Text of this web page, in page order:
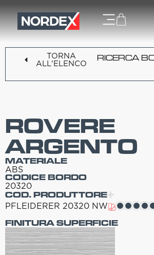
TORNA
ALL'ELENCO
RICERCA
ROVERE
ARGENTO
MATERIALE
ABS
CODICE BORDO
20320
COD. PRODUTTORE
PFLEIDERER 20320 NW
FINITURA SUPERFICIE